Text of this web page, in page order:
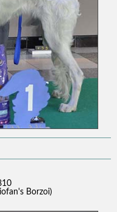
Borzoi)